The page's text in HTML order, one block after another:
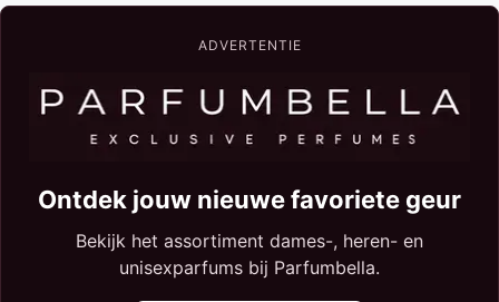
ADVERTENTIE
Ontdek jouw nieuwe favoriete geur
Bekijk het assortiment dames-, heren- en
unisexparfums bij Parfumbella.